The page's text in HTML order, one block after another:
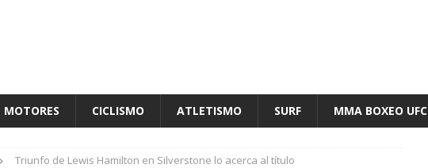
MOTORES CICLISMO ATLETISMO SURF MMA BOXEO UFC
Triunfo de Lewis Hamilton en Silverstone lo acerca al título